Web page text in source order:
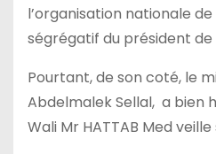
l’organisation nationale
ségrégatif du président de
Pourtant, de son coté, le
Abdelmalek Sellal, a bien
Wali Mr HATTAB Med